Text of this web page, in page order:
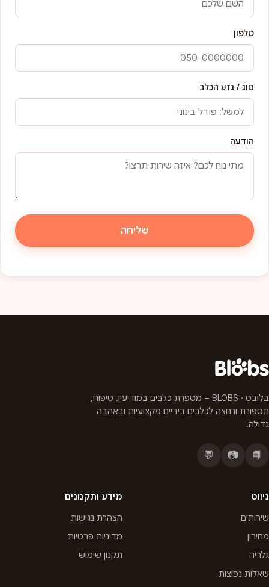
טלפון
סוג / גזע הכלב
הודעה
שליחה
בלובס · BLOBS – מספרת כלבים במודיעין. טיפוח,
תספורת ורחצה לכלבים בידיים מקצועיות ובאהבה
גדולה.
📘
📷
💬
ניווט
שירותים
מחירון
גלריה
שאלות נפוצות
מידע ותקנונים
הצהרת נגישות
מדיניות פרטיות
תקנון שימוש